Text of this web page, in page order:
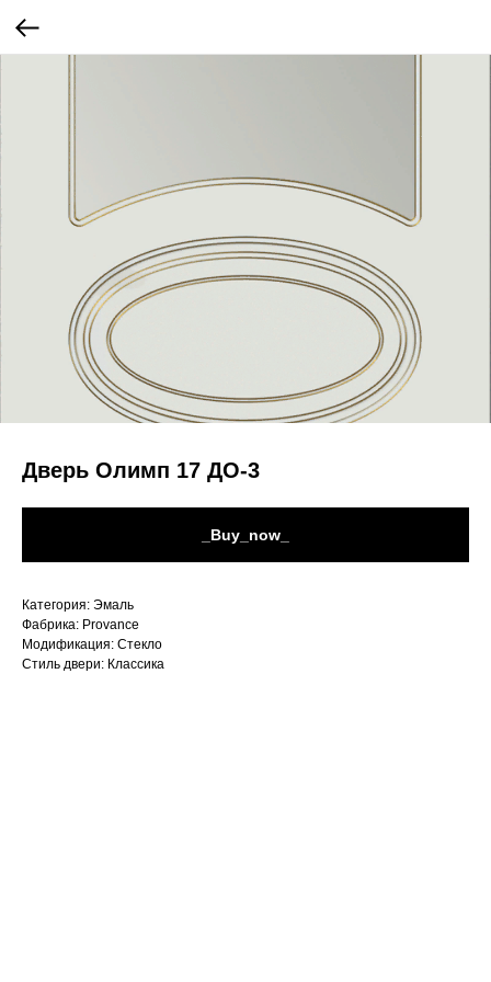
Дверь Олимп 17 ДО-3
_Buy_now_
Категория: Эмаль
Фабрика: Provance
Модификация: Стекло
Стиль двери: Классика